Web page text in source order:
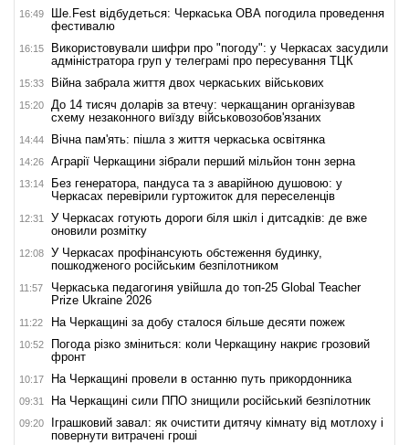
16:49
Ше.Fest відбудеться: Черкаська ОВА погодила проведення
фестивалю
16:15
Використовували шифри про "погоду": у Черкасах засудили
адміністратора груп у телеграмі про пересування ТЦК
15:33 Війна забрала життя двох черкаських військових
15:20
До 14 тисяч доларів за втечу: черкащанин організував
схему незаконного виїзду військовозобов'язаних
14:44 Вічна пам'ять: пішла з життя черкаська освітянка
14:26 Аграрії Черкащини зібрали перший мільйон тонн зерна
13:14
Без генератора, пандуса та з аварійною душовою: у
Черкасах перевірили гуртожиток для переселенців
12:31
У Черкасах готують дороги біля шкіл і дитсадків: де вже
оновили розмітку
12:08
У Черкасах профінансують обстеження будинку,
пошкодженого російським безпілотником
11:57
Черкаська педагогиня увійшла до топ-25 Global Teacher
Prize Ukraine 2026
11:22 На Черкащині за добу сталося більше десяти пожеж
10:52
Погода різко зміниться: коли Черкащину накриє грозовий
фронт
10:17 На Черкащині провели в останню путь прикордонника
09:31 На Черкащині сили ППО знищили російський безпілотник
09:20
Іграшковий завал: як очистити дитячу кімнату від мотлоху і
повернути витрачені гроші